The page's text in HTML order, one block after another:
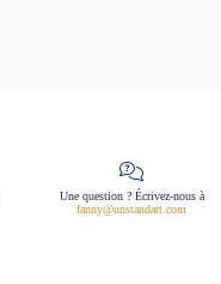
Une question ? Écrivez-nous à
fanny@unstandart.com